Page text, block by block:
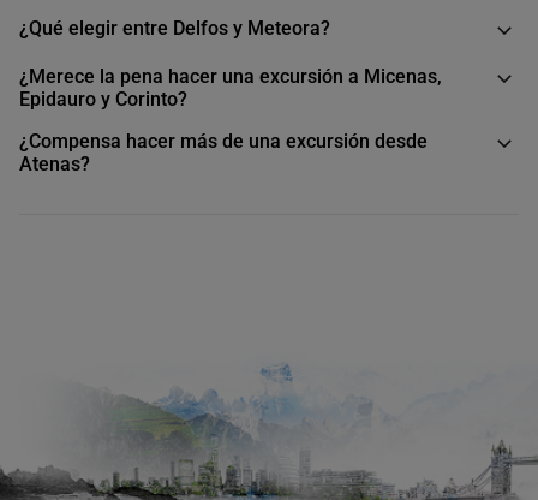
¿Qué elegir entre Delfos y Meteora?
¿Merece la pena hacer una excursión a Micenas,
Epidauro y Corinto?
¿Compensa hacer más de una excursión desde
Atenas?